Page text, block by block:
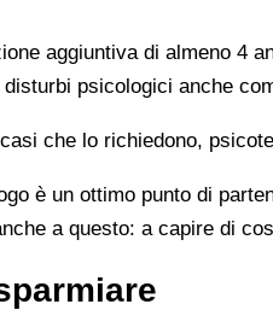
aggiuntiva di almeno 4
psicologici anche
che lo richiedono,
è un ottimo punto di
a questo: a capire di